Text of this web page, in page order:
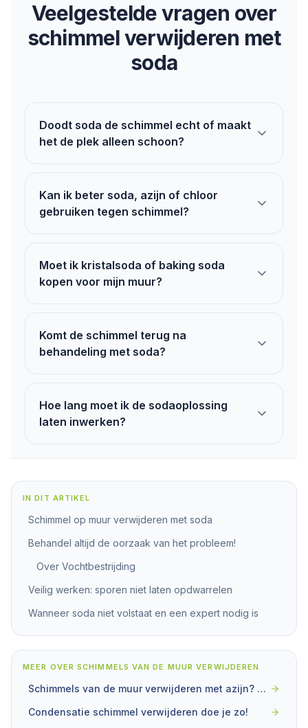
Veelgestelde vragen over
schimmel verwijderen met
soda
Doodt soda de schimmel echt of maakt
het de plek alleen schoon?
Kan ik beter soda, azijn of chloor
gebruiken tegen schimmel?
Moet ik kristalsoda of baking soda
kopen voor mijn muur?
Komt de schimmel terug na
behandeling met soda?
Hoe lang moet ik de sodaoplossing
laten inwerken?
IN DIT ARTIKEL
Schimmel op muur verwijderen met soda
Behandel altijd de oorzaak van het probleem!
Over Vochtbestrijding
Veilig werken: sporen niet laten opdwarrelen
Wanneer soda niet volstaat en een expert nodig is
MEER OVER SCHIMMELS VAN DE MUUR VERWIJDEREN
Schimmels van de muur verwijderen met azijn? Zo doe je dat!
Condensatie schimmel verwijderen doe je zo!